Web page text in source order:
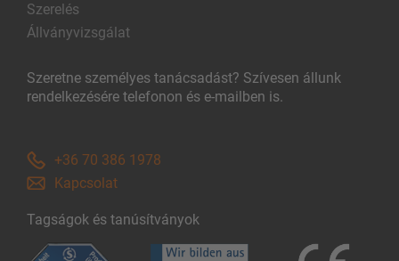
Szerelés
Állványvizsgálat
Szeretne személyes tanácsadást? Szívesen állunk
rendelkezésére telefonon és e-mailben is.
+36 70 386 1978
Kapcsolat
Tagságok és tanúsítványok